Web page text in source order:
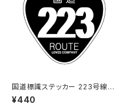
国道標識ステッカー 223号線
（ブラック）
¥440